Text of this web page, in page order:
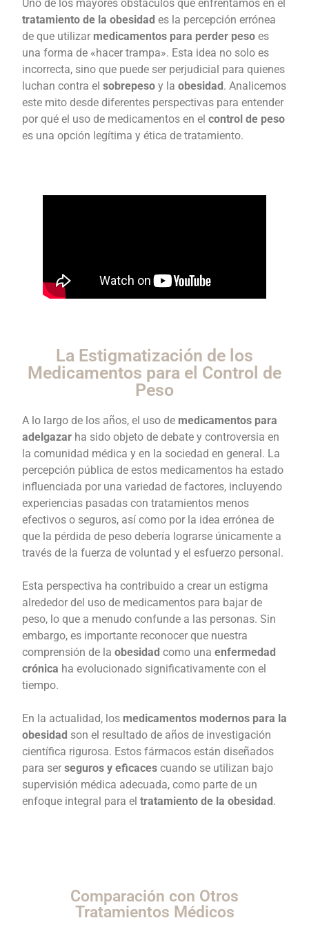
Uno de los mayores obstáculos que enfrentamos en el
tratamiento de la obesidad es la percepción errónea
de que utilizar medicamentos para perder peso es
una forma de «hacer trampa». Esta idea no solo es
incorrecta, sino que puede ser perjudicial para quienes
luchan contra el sobrepeso y la obesidad . Analicemos
este mito desde diferentes perspectivas para entender
por qué el uso de medicamentos en el control de peso
es una opción legítima y ética de tratamiento.
La Estigmatización de los
Medicamentos para el Control de
Peso
A lo largo de los años, el uso de medicamentos para
adelgazar ha sido objeto de debate y controversia en
la comunidad médica y en la sociedad en general. La
percepción pública de estos medicamentos ha estado
influenciada por una variedad de factores, incluyendo
experiencias pasadas con tratamientos menos
efectivos o seguros, así como por la idea errónea de
que la pérdida de peso debería lograrse únicamente a
través de la fuerza de voluntad y el esfuerzo personal.
Esta perspectiva ha contribuido a crear un estigma
alrededor del uso de medicamentos para bajar de
peso, lo que a menudo confunde a las personas. Sin
embargo, es importante reconocer que nuestra
comprensión de la obesidad como una enfermedad
crónica ha evolucionado significativamente con el
tiempo.
En la actualidad, los medicamentos modernos para la
obesidad son el resultado de años de investigación
científica rigurosa. Estos fármacos están diseñados
para ser seguros y eficaces cuando se utilizan bajo
supervisión médica adecuada, como parte de un
enfoque integral para el tratamiento de la obesidad .
Comparación con Otros
Tratamientos Médicos